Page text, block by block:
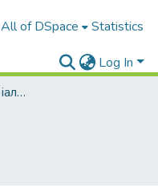
All of DSpace Statistics
Log In
Архів наукових матеріалів